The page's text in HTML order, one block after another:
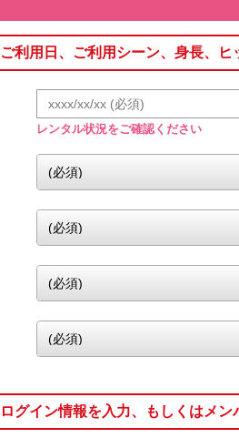
ご利用日、ご利用シーン、身長、ヒ
レンタル状況をご確認ください
ログイン情報を入力、もしくはメン